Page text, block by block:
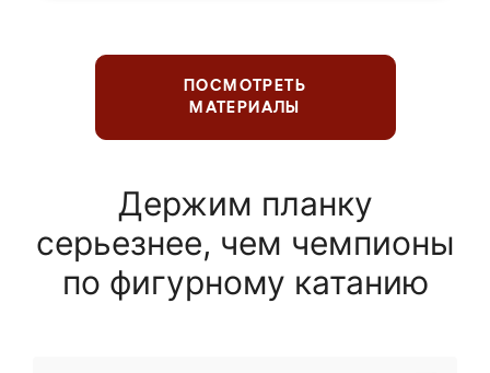
ПОСМОТРЕТЬ
МАТЕРИАЛЫ
Держим планку
серьезнее, чем чемпионы
по фигурному катанию